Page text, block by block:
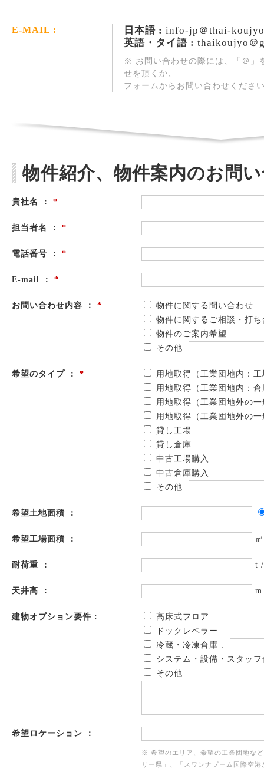
E-MAIL : 日本語 : info-jp＠thai-
英語・タイ語 : thaikoujyo＠
※ お問い合わせの際には、「＠」
せを頂くか、
フォームからお問い合わせくださ
物件紹介、物件案内のお問
貴社名 ： *
担当者名 ： *
電話番号 ： *
E-mail ： *
お問い合わせ内容 ： *
物件に関する問い合わせ
物件に関するご相談・打
物件のご案内希望
その他
希望のタイプ ： *
用地取得（工業団地内：工
用地取得（工業団地内：倉
用地取得（工業団地外の
用地取得（工業団地外の
貸し工場
貸し倉庫
中古工場購入
中古倉庫購入
その他
希望土地面積 ：
希望工場面積 ： ㎡
耐荷重 ： t
天井高 ：
建物オプション要件 :
高床式フロア
ドックレベラー
冷蔵・冷凍倉庫 :
システム・設備・スタッ
その他
希望ロケーション ：
※ 希望のエリア、希望の工業団地な
リー県」、「スワンナプーム国際空